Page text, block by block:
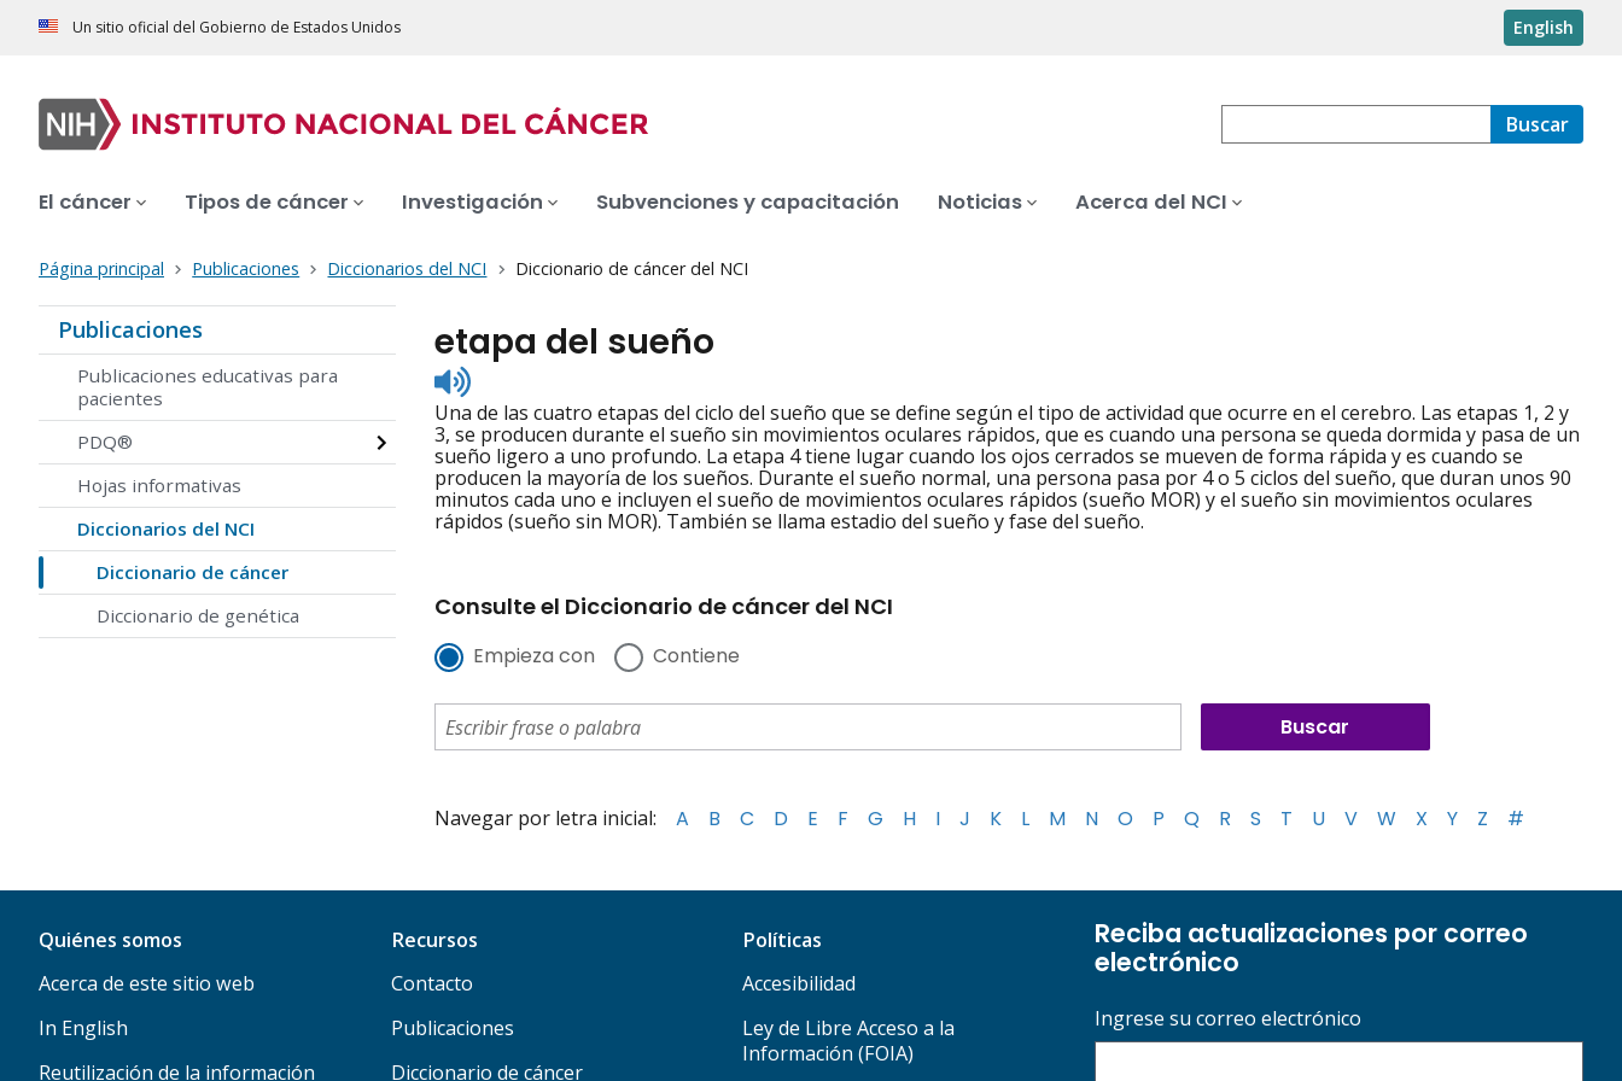
Un sitio oficial del Gobierno de Estados Unidos English
Buscar
El cáncer Tipos de cáncer Investigación Subvenciones y capacitación Noticias Acerca del NCI
Página principal Publicaciones Diccionarios del NCI Diccionario de cáncer del NCI
Publicaciones
Publicaciones educativas para
pacientes
PDQ®
Hojas informativas
Diccionarios del NCI
Diccionario de cáncer
Diccionario de genética
etapa del sueño
Listen
to
pronunciation
Una de las cuatro etapas del ciclo del sueño que se define según el tipo de actividad que ocurre en el cerebro. Las etapas 1, 2 y
3, se producen durante el sueño sin movimientos oculares rápidos, que es cuando una persona se queda dormida y pasa de un
sueño ligero a uno profundo. La etapa 4 tiene lugar cuando los ojos cerrados se mueven de forma rápida y es cuando se
producen la mayoría de los sueños. Durante el sueño normal, una persona pasa por 4 o 5 ciclos del sueño, que duran unos 90
minutos cada uno e incluyen el sueño de movimientos oculares rápidos (sueño MOR) y el sueño sin movimientos oculares
rápidos (sueño sin MOR). También se llama estadio del sueño y fase del sueño.
Consulte el Diccionario de cáncer del NCI
Empieza con Contiene
Navegar por letra inicial: A B C D E F G H I J K L M N O P Q R S T U V W X Y Z #
Quiénes somos
Acerca de este sitio web
In English
Reutilización de la información
Recursos
Contacto
Publicaciones
Diccionario de cáncer
Políticas
Accesibilidad
Ley de Libre Acceso a la
Información (FOIA)
Reciba actualizaciones por correo
electrónico
Ingrese su correo electrónico